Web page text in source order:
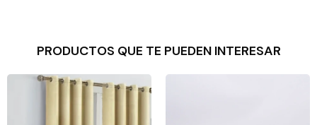
PRODUCTOS QUE TE PUEDEN INTERESAR